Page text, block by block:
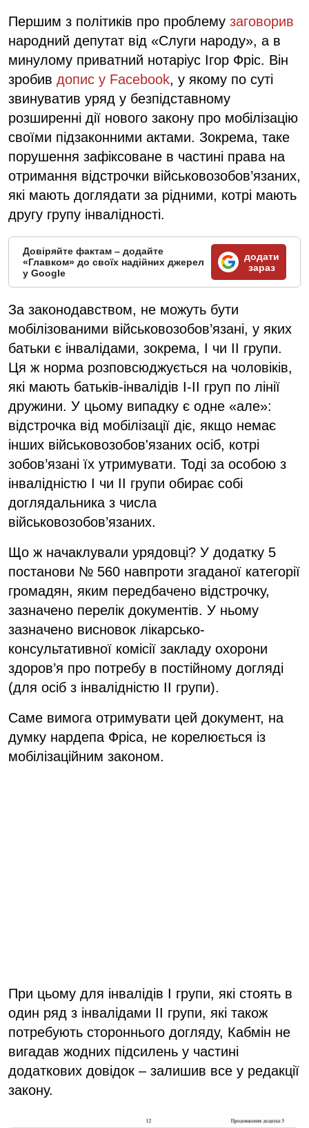
Першим з політиків про проблему заговорив
народний депутат від «Слуги народу», а в
минулому приватний нотаріус Ігор Фріс. Він
зробив допис у Facebook, у якому по суті
звинуватив уряд у безпідставному
розширенні дії нового закону про мобілізацію
своїми підзаконними актами. Зокрема, таке
порушення зафіксоване в частині права на
отримання відстрочки військовозобов’язаних,
які мають доглядати за рідними, котрі мають
другу групу інвалідності.
Довіряйте фактам – додайте
«Главком» до своїх надійних джерел
у Google
додати
зараз
За законодавством, не можуть бути
мобілізованими військовозобов’язані, у яких
батьки є інвалідами, зокрема, І чи ІІ групи.
Ця ж норма розповсюджується на чоловіків,
які мають батьків-інвалідів І-ІІ груп по лінії
дружини. У цьому випадку є одне «але»:
відстрочка від мобілізації діє, якщо немає
інших військовозобов'язаних осіб, котрі
зобов’язані їх утримувати. Тоді за особою з
інвалідністю І чи ІІ групи обирає собі
доглядальника з числа
військовозобов’язаних.
Що ж начаклували урядовці? У додатку 5
постанови № 560 навпроти згаданої категорії
громадян, яким передбачено відстрочку,
зазначено перелік документів. У ньому
зазначено висновок лікарсько-
консультативної комісії закладу охорони
здоров’я про потребу в постійному догляді
(для осіб з інвалідністю II групи).
Саме вимога отримувати цей документ, на
думку нардепа Фріса, не корелюється із
мобілізаційним законом.
При цьому для інвалідів I групи, які стоять в
один ряд з інвалідами II групи, які також
потребують стороннього догляду, Кабмін не
вигадав жодних підсилень у частині
додаткових довідок – залишив все у редакції
закону.